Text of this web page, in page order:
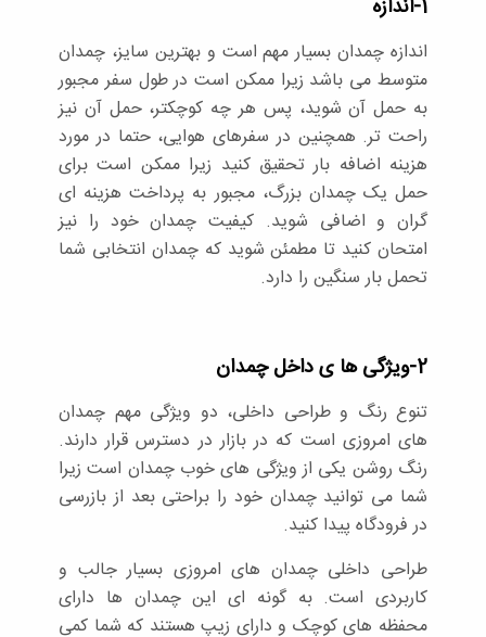
اندازه چمدان بسیار مهم است و بهترین سایز، چمدان
متوسط می باشد زیرا ممکن است در طول سفر مجبور
به حمل آن شوید، پس هر چه کوچکتر، حمل آن نیز
راحت تر. همچنین در سفرهای هوایی، حتما در مورد
هزینه اضافه بار تحقیق کنید زیرا ممکن است برای
حمل یک چمدان بزرگ، مجبور به پرداخت هزینه ای
گران و اضافی شوید. کیفیت چمدان خود را نیز
امتحان کنید تا مطمئن شوید که چمدان انتخابی شما
تحمل بار سنگین را دارد.
تنوع رنگ و طراحی داخلی، دو ویژگی مهم چمدان
های امروزی است که در بازار در دسترس قرار دارند.
رنگ روشن یکی از ویژگی های خوب چمدان است زیرا
شما می توانید چمدان خود را براحتی بعد از بازرسی
در فرودگاه پیدا کنید.
طراحی داخلی چمدان های امروزی بسیار جالب و
کاربردی است. به گونه ای این چمدان ها دارای
محفظه های کوچک و دارای زیپ هستند که شما کمی